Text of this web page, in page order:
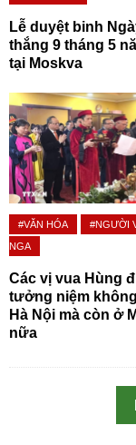
Lễ duyệt binh
thắng 9 tháng 5
tại Moskva
#VĂN HÓA
#NGƯỜI
NGA
Các vị vua Hùng
tưởng niệm
Hà Nội mà còn ở
nữa